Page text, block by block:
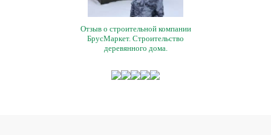
Отзыв о строительной компании
БрусМаркет. Строительство
деревянного дома.